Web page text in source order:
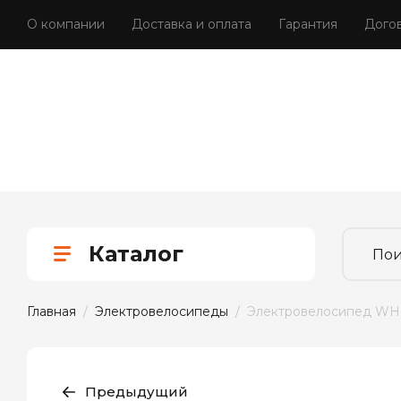
О компании Доставка и оплата Гарантия
Каталог
Главная / Электровелосипеды /  Электровелосипед
Предыдущий